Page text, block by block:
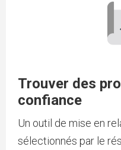
Trouver des
confiance
Un outil de mise en
sélectionnés par le